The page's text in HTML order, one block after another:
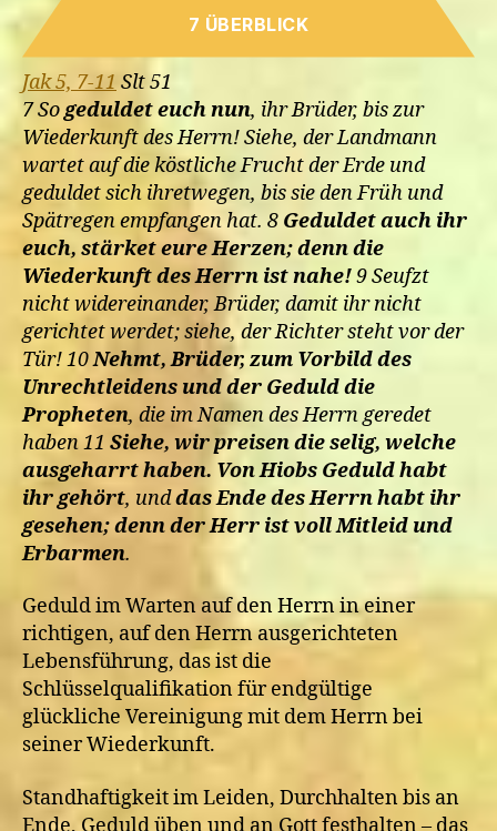
7 ÜBERBLICK
Jak 5, 7-11 Slt 51
7 Sogeduldet euch nun, ihr Brüder, bis zur
Wiederkunft des Herrn! Siehe, der Landmann
wartet auf die köstliche Frucht der Erde und
geduldet sich ihretwegen, bis sie den Früh und
Spätregen empfangen hat. 8 Geduldet auch ihr
euch, stärket eure Herzen; denn die
Wiederkunft des Herrn ist nahe!9 Seufzt
nicht widereinander, Brüder, damit ihr nicht
gerichtet werdet; siehe, der Richter steht vor der
Tür! 10Nehmt, Brüder, zum Vorbild des
Unrechtleidens und der Geduld die
Propheten, die im Namen des Herrn geredet
haben 11 Siehe, wir preisen die selig, welche
ausgeharrt haben. Von Hiobs Geduld habt
ihr gehört, unddas Ende des Herrn habt ihr
gesehen; denn der Herr ist voll Mitleid und
Erbarmen.
Geduld im Warten auf den Herrn in einer
richtigen, auf den Herrn ausgerichteten
Lebensführung, das ist die
Schlüsselqualifikation für endgültige
glückliche Vereinigung mit dem Herrn bei
seiner Wiederkunft.
Standhaftigkeit im Leiden, Durchhalten bis an
Ende, Geduld üben und an Gott festhalten – das